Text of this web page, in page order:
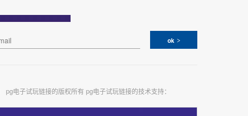
ok
电子试玩链接的版权所有 pg电子试玩链接的技术支持：